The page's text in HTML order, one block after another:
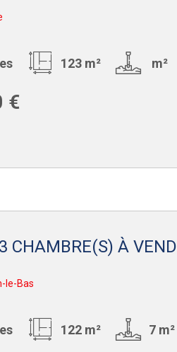
123 m² m²
€
CHAMBRE(S) À
le-Bas
122 m² 7 m²